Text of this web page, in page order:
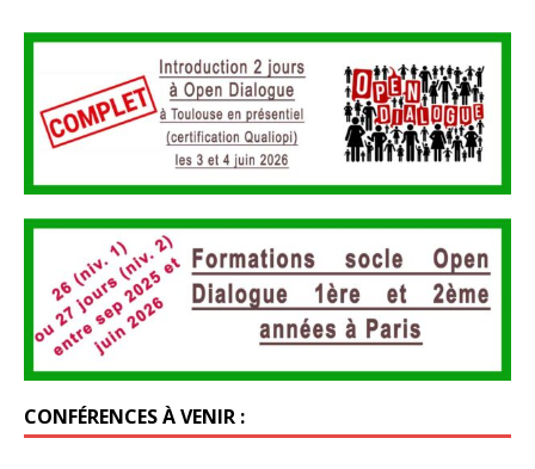
CONFÉRENCES À VENIR :